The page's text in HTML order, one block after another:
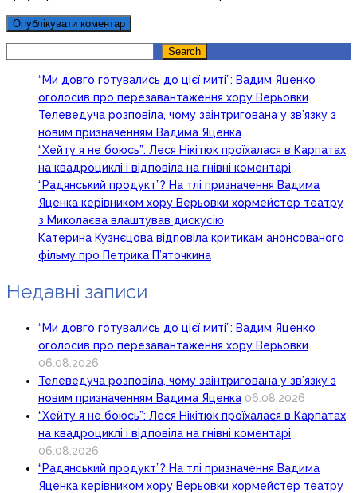
Search
“Ми довго готувались до цієї миті”: Вадим Яценко
оголосив про перезавантаження хору Верьовки
Телеведуча розповіла, чому заінтригована у зв’язку з
новим призначенням Вадима Яценка
“Хейту я не боюсь”: Леся Нікітюк проїхалася в Карпатах
на квадроциклі і відповіла на гнівні коментарі
“Радянський продукт”? На тлі призначення Вадима
Яценка керівником хору Верьовки хормейстер театру
з Миколаєва влаштував дискусію
Катерина Кузнєцова відповіла критикам анонсованого
фільму про Петрика П’яточкина
Недавні записи
“Ми довго готувались до цієї миті”: Вадим Яценко
оголосив про перезавантаження хору Верьовки
06.08.2026
Телеведуча розповіла, чому заінтригована у зв’язку з
новим призначенням Вадима Яценка 06.08.2026
“Хейту я не боюсь”: Леся Нікітюк проїхалася в Карпатах
на квадроциклі і відповіла на гнівні коментарі
06.08.2026
“Радянський продукт”? На тлі призначення Вадима
Яценка керівником хору Верьовки хормейстер театру